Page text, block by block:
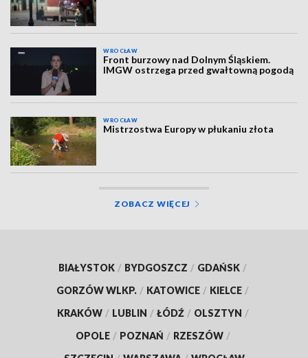
WROCŁAW
Front burzowy nad Dolnym Śląskiem.
IMGW ostrzega przed gwałtowną pogodą
WROCŁAW
Mistrzostwa Europy w płukaniu złota
ZOBACZ WIĘCEJ
BIAŁYSTOK / BYDGOSZCZ / GDAŃSK /
GORZÓW WLKP. / KATOWICE / KIELCE /
KRAKÓW / LUBLIN / ŁÓDŹ / OLSZTYN /
OPOLE / POZNAŃ / RZESZÓW /